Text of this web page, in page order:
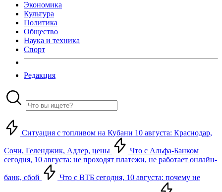
Экономика
Культура
Политика
Общество
Наука и техника
Спорт
Редакция
Ситуация с топливом на Кубани 10 августа: Краснодар,
Сочи, Геленджик, Адлер, цены
Что с Альфа-Банком
сегодня, 10 августа: не проходят платежи, не работает онлайн-
банк, сбой Что с ВТБ сегодня, 10 августа: почему не